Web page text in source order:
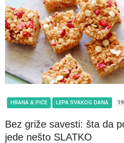
HRANA & PIĆE LEPA SVAKOG DANA
Bez griže savesti: šta da
jede nešto SLATKO